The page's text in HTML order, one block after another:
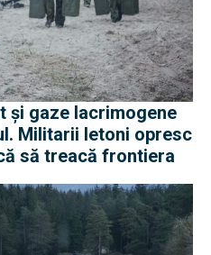
și gaze lacrimogene
Militarii letoni opresc
să treacă frontiera